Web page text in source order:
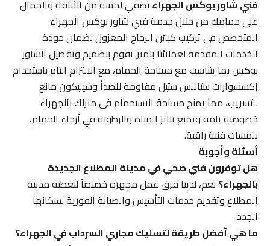
فني شاور بوكس الجهراءنضفي لمسة من الأناقة والجمال
على حمامك من خلال خدمة فني شاور بوكس الجهراء
المتخصص في تركيب كبائن الزجاج المعزول لضمان جودة
الخدمات المقدمة لعملائنا بتميز. نقوم بتصميم وتفصيل الشاور
بوكس بما يتناسب مع مساحة الحمام، مع الالتزام التام باستخدام
إكسسوارات ستانلس ستيل مقاومة للصدأ وسيليكون مانع
للتسريب، مما يمنح مساحة الاستحمام في منزلك بالجهراء
خصوصية تامة ويمنع تناثر المياه والرطوبة في أرجاء الحمام،
بلمسات فنية راقية.
أسئلة وأجوبة
هل توفرون فني صحي في مدينة المطلاع الجديدة
بالجهراء؟نعم، لدينا فرق عمل مجهزة خصيصاً لتغطية مدينة
المطلاع وتقديم خدمات التأسيس والصيانة الفورية لسكانها
الجدد.
ما هي أفضل طريقة لتسليك مجاري السرداب في الجهراء؟